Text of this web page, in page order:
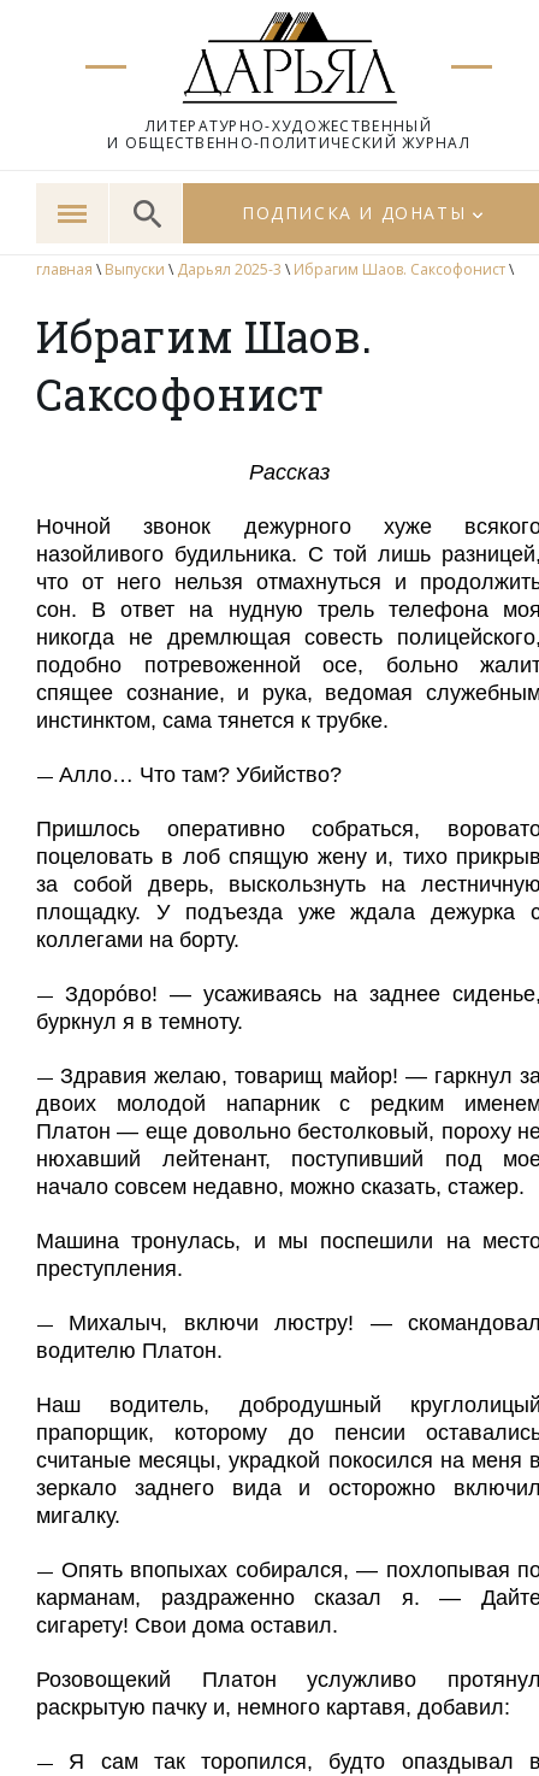
ЛИТЕРАТУРНО-ХУДОЖЕСТВЕННЫЙ
И ОБЩЕСТВЕННО-ПОЛИТИЧЕСКИЙ ЖУРНАЛ
ПОДПИСКА И ДОНАТЫ
главная \ Выпуски \ Дарьял 2025-3 \ Ибрагим Шаов. Саксофонист\
Ибрагим Шаов.
Саксофонист
Рассказ
Ночной звонок дежурного хуже
назойливого будильника. С той лишь
что от него нельзя отмахнуться и
сон. В ответ на нудную трель телефона
никогда не дремлющая совесть
подобно потревоженной осе, больно
спящее сознание, и рука, ведомая
инстинктом, сама тянется к трубке.
— Алло… Что там? Убийство?
Пришлось оперативно собраться,
поцеловать в лоб спящую жену и, тихо
за собой дверь, выскользнуть на
площадку. У подъезда уже ждала дежурка
коллегами на борту.
— Здорóво! — усаживаясь на заднее
буркнул я в темноту.
— Здравия желаю, товарищ майор! — гаркнул
двоих молодой напарник с редким
Платон — еще довольно бестолковый, пороху
нюхавший лейтенант, поступивший под
начало совсем недавно, можно сказать, стажер.
Машина тронулась, и мы поспешили на
преступления.
— Михалыч, включи люстру! —
водителю Платон.
Наш водитель, добродушный
прапорщик, которому до пенсии
считаные месяцы, украдкой покосился на меня
зеркало заднего вида и осторожно
мигалку.
— Опять впопыхах собирался, — похлопывая
карманам, раздраженно сказал я. —
сигарету! Свои дома оставил.
Розовощекий Платон услужливо
раскрытую пачку и, немного картавя, добавил:
— Я сам так торопился, будто опаздывал